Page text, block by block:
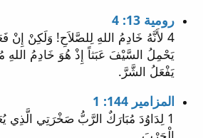
رومية 13: 4
4 لأَنَّهُ خَادِمُ اللهِ لِلصَّلاَحِ! وَلَكِنْ
يَحْمِلُ السَّيْفَ عَبَثاً إِذْ هُوَ خَادِمُ
يَفْعَلُ الشَّرَّ.
المزامير 144: 1
1 لِدَاوُدَ مُبَارَكٌ الرَّبُّ صَخْرَتِي الَّذِي